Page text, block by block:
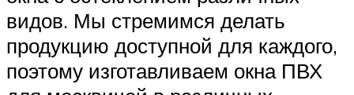
видов. Мы стремимся делать
продукцию доступной для каждого,
поэтому изготавливаем окна ПВХ